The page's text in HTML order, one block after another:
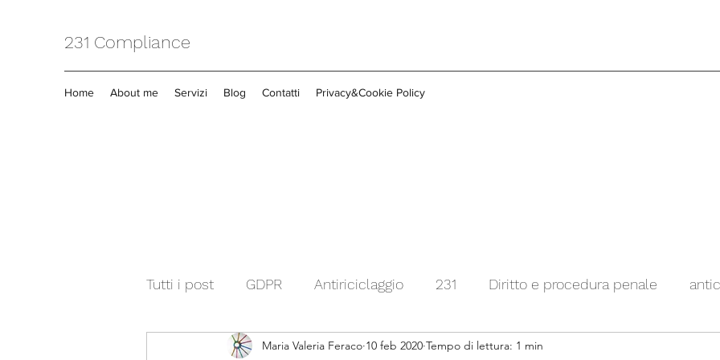
231 Compliance
Home About me Servizi Blog Contatti Privacy&Cookie Policy
Tutti i post GDPR Antiriciclaggio 231 Diritto e procedura penale
Maria Valeria Feraco 10 feb 2020 Tempo di lettura: 1 min